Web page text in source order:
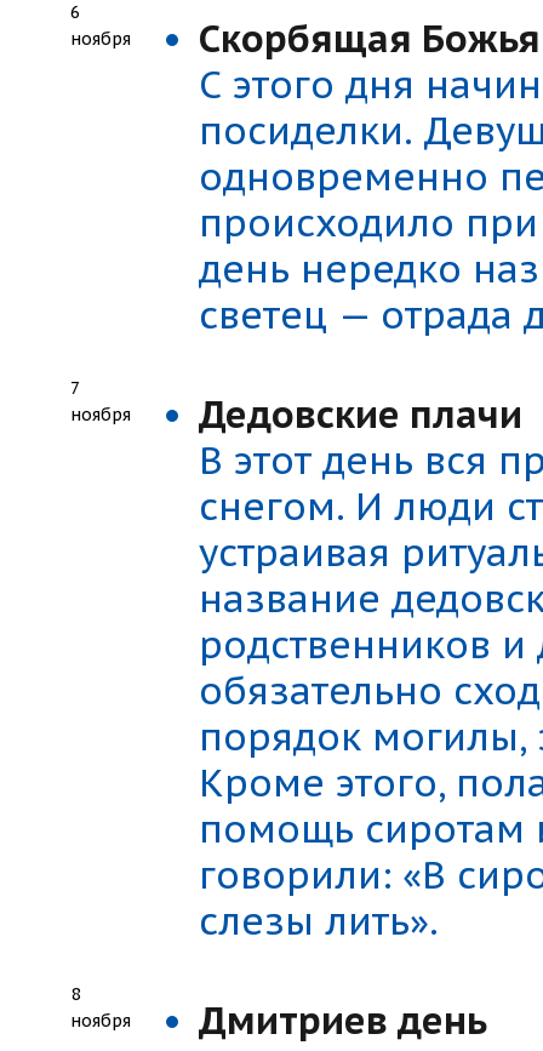
6
ноября
Скорбящая
С этого дня
посиделки.
одновременно
происходило
день нередко
светец — отрада
7
ноября
Дедовские плачи
В этот день вся
снегом. И люди
устраивая
название
родственников и
обязательно
порядок могилы,
Кроме этого,
помощь
говорили: «В
слезы лить».
8
ноября
Дмитриев день